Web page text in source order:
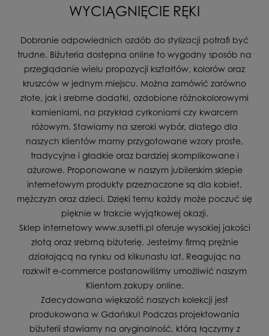
WYCIĄGNIĘCIE RĘKI
Dobranie odpowiednich ozdób do stylizacji potrafi być
trudne. Biżuteria dostępna online to wygodny sposób na
przeglądanie wielu propozycji kształtów, kolorów oraz
kruszców w jednym miejscu. Można zamówić zarówno
złote, jak i srebrne dodatki, ozdobione różnokolorowymi
kamieniami, na przykład cyrkoniami czy kwarcem
różowym. Stawiamy na szeroki wybór, dlatego dla
naszych klientów mamy przygotowane wzory proste,
tradycyjne i gładkie oraz bardziej skomplikowane i
ażurowe. Proponowane w naszym jubilerskim sklepie
internetowym produkty przeznaczone są dla kobiet,
mężczyzn oraz dzieci. Dzięki temu każdy może poczuć się
pięknie w trakcie wyjątkowej okazji.
Sklep internetowy www.susetti.pl oferuje wysokiej jakości
złotą oraz srebrną biżuterię. Jesteśmy firmą prężnie
działającą na rynku od kilkunastu lat. Reagując na
rozkwit e-commerce postanowiliśmy umożliwić naszym
Klientom zakupy online.
Zdecydowana większość naszych kolekcji jest
produkowana w Gdańsku! Podczas projektowania
biżuterii stawiamy na oryginalność, którą łączymy z